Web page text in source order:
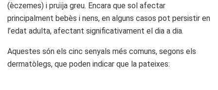
(èczemes) i pruïja greu. Encara que sol afectar
principalment bebès i nens, en alguns casos pot persistir en
l’edat adulta, afectant significativament el dia a dia.
Aquestes són els cinc senyals més comuns, segons els
dermatòlegs, que poden indicar que la pateixes: